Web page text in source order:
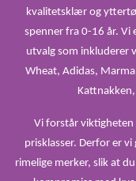
kvalitetsklær og
spenner fra 0-16 år.
utvalg som inkluderer
Wheat, Adidas,
Vi forstår viktigheten
prisklasser. Derfor er
rimelige merker, slik at